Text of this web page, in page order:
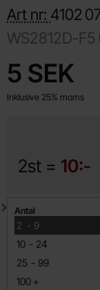
Art nr: 4102
WS2812D-F5
pris
5 SEK
Inklusive 25% moms
2st = 10:-
Mängdrabatt
Antal
2 -
till 9
10 -
till 24
25 -
till 99
100 +
till